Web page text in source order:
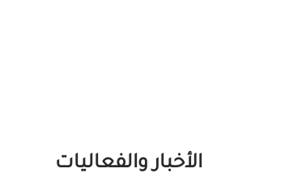
الأخبار والفعاليات